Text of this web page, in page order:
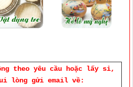
theo yêu cầu hoặc lấy sỉ,
lòng gửi email về: